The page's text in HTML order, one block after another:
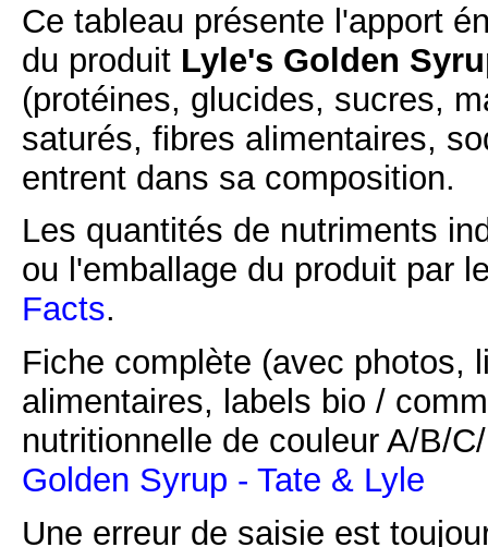
Ce tableau présente l'apport
du produit Lyle's Golden
(protéines, glucides, sucres,
saturés, fibres alimentaires,
entrent dans sa composition.
Les quantités de nutriments
ou l'emballage du produit par
Facts.
Fiche complète (avec photos,
alimentaires, labels bio /
nutritionnelle de couleur A/B/
Golden Syrup - Tate & Lyle
Une erreur de saisie est